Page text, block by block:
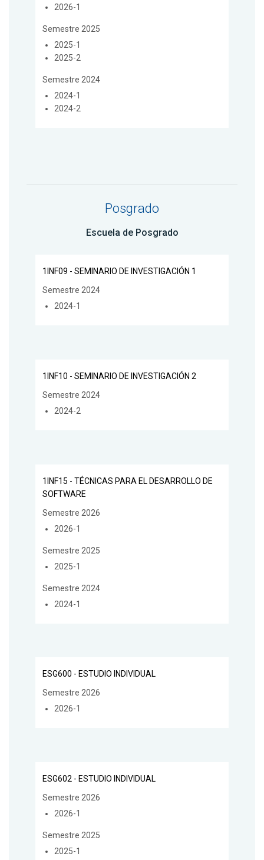
2026-1
Semestre 2025
2025-1
2025-2
Semestre 2024
2024-1
2024-2
Posgrado
Escuela de Posgrado
1INF09 - SEMINARIO DE INVESTIGACIÓN 1
Semestre 2024
2024-1
1INF10 - SEMINARIO DE INVESTIGACIÓN 2
Semestre 2024
2024-2
1INF15 - TÉCNICAS PARA EL DESARROLLO DE
SOFTWARE
Semestre 2026
2026-1
Semestre 2025
2025-1
Semestre 2024
2024-1
ESG600 - ESTUDIO INDIVIDUAL
Semestre 2026
2026-1
ESG602 - ESTUDIO INDIVIDUAL
Semestre 2026
2026-1
Semestre 2025
2025-1